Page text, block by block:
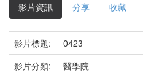
影片資訊
分享 收藏
影片標題:
0423
影片分類:
醫學院